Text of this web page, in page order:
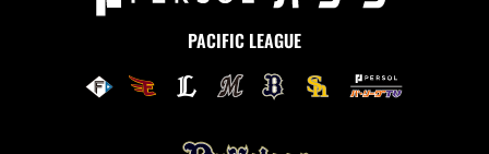
PACIFIC LEAGUE